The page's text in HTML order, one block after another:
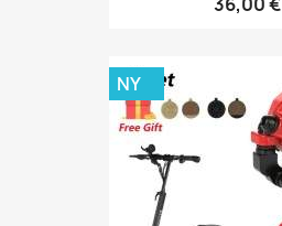
36,00 €
NY